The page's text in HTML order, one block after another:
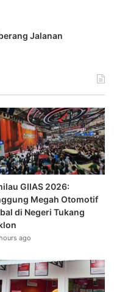
Jalanan
GIIAS 2026:
Megah Otomotif
di Negeri Tukang
ago